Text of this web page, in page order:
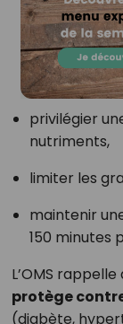
privilégier
nutriments,
limiter les
maintenir
150 minutes
L’OMS
protège
(diabète,